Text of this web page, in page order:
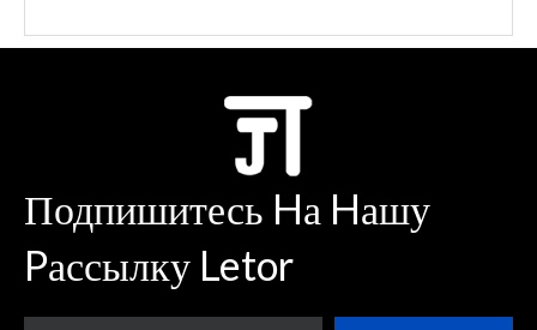
Подпишитесь Hа Hашу
Pассылку Letor